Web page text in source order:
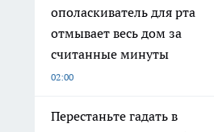
ополаскиватель для рта
отмывает весь дом за
считанные минуты
02:00
Перестаньте гадать в